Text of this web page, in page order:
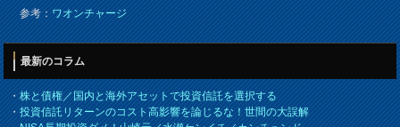
参考：ワオンチャージ
最新のコラム
・株と債権／国内と海外アセットで投資信託を選択する
・投資信託リターンのコスト高影響を論じるな！世間の大誤解